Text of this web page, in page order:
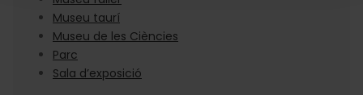
Museu taurí
Museu de les Ciències
Parc
Sala d’exposició